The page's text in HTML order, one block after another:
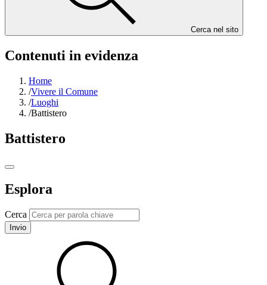
Cerca nel sito
Contenuti in evidenza
Home
/Vivere il Comune
/Luoghi
/Battistero
Battistero
Esplora
Cerca
Invio